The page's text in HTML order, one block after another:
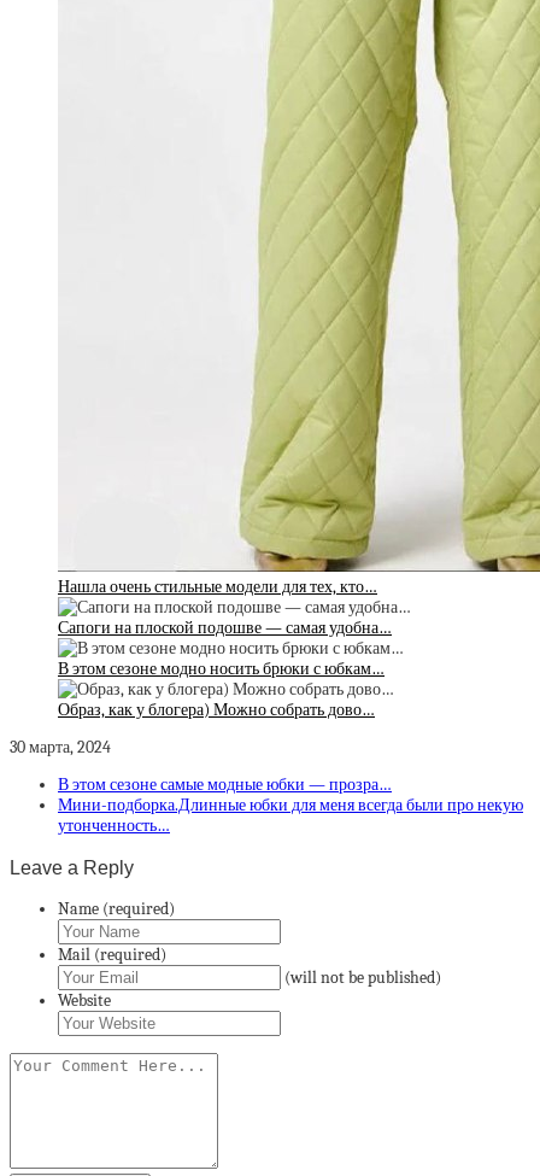
Нашла очень стильные модели для тех, кто…
Сапоги на плоской подошве — самая удобна…
В этом сезоне модно носить брюки с юбкам…
Образ, как у блогера) Можно собрать дово…
30 марта, 2024
В этом сезоне самые модные юбки — прозра…
Мини-подборка.Длинные юбки для меня всегда были про некую
утонченность…
Leave a Reply
Name (required)
Mail (required)
(will not be published)
Website